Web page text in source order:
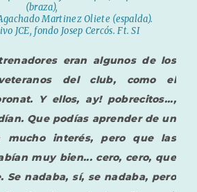
(braza),
Martinez Oliete (espalda).
JCE, fondo Josep Cercós. Ft. SI
eran algunos de los
del club, como el
Y ellos, ay! pobrecitos...,
Que podías aprender de un
mucho interés, pero que las
muy bien... cero, cero, que
Se nadaba, sí, se nadaba, pero